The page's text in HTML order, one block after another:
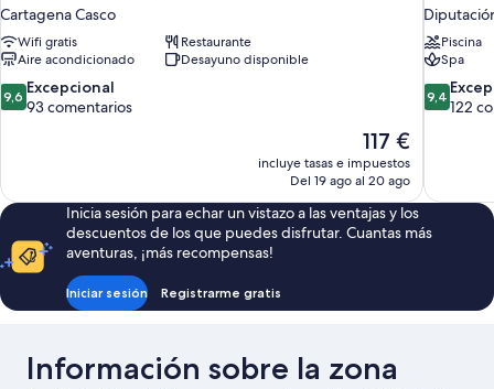
Cartagena Casco
Wifi gratis
Restaurante
Aire acondicionado
Desayuno disponible
9.6
sobre
9,6 Excepcional
93 comentarios
El
precio
actual
de
117 €
117 €
incluye tasas e impuestos
Del 19 ago al 20 ago
Piscina
Spa
9.4
sobre
9,4
122
Inicia sesión para echar un vistazo a las ventajas y los
descuentos de los que puedes disfrutar. Cuantas más
aventuras, ¡más recompensas!
Iniciar sesión Registrarme gratis
Información sobre la zona